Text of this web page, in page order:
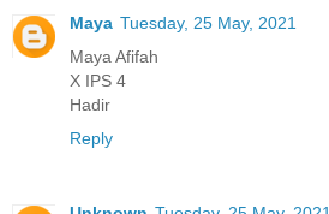
Maya Tuesday, 25 May, 2021
Maya Afifah
X IPS 4
Hadir
Reply